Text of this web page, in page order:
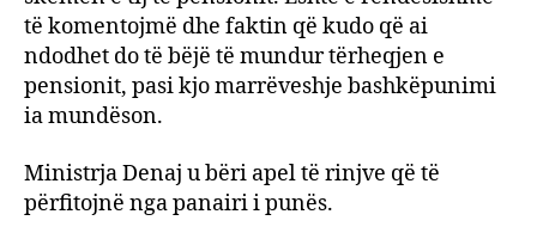
të komentojmë dhe faktin që kudo që ai
ndodhet do të bëjë të mundur tërheqjen e
pensionit, pasi kjo marrëveshje bashkëpunimi
ia mundëson.
Ministrja Denaj u bëri apel të rinjve që të
përfitojnë nga panairi i punës.